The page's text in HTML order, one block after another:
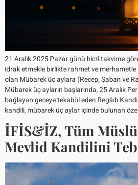
21 Aralık 2025 Pazar günü hicrî takvime
idrak etmekle birlikte rahmet ve
olan Mübarek üç aylara (Recep, Şaban ve
Mübarek üç ayların başlarında, 25 Aralık
bağlayan geceye tekabül eden Regâib
kandili, mübarek üç aylar içinde bulunan
İFİS&İZ, Tüm
Mevlid Kandilini